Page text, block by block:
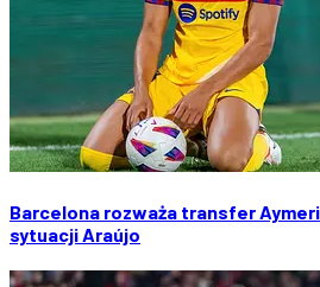
Barcelona rozważa transfer
sytuacji Araújo